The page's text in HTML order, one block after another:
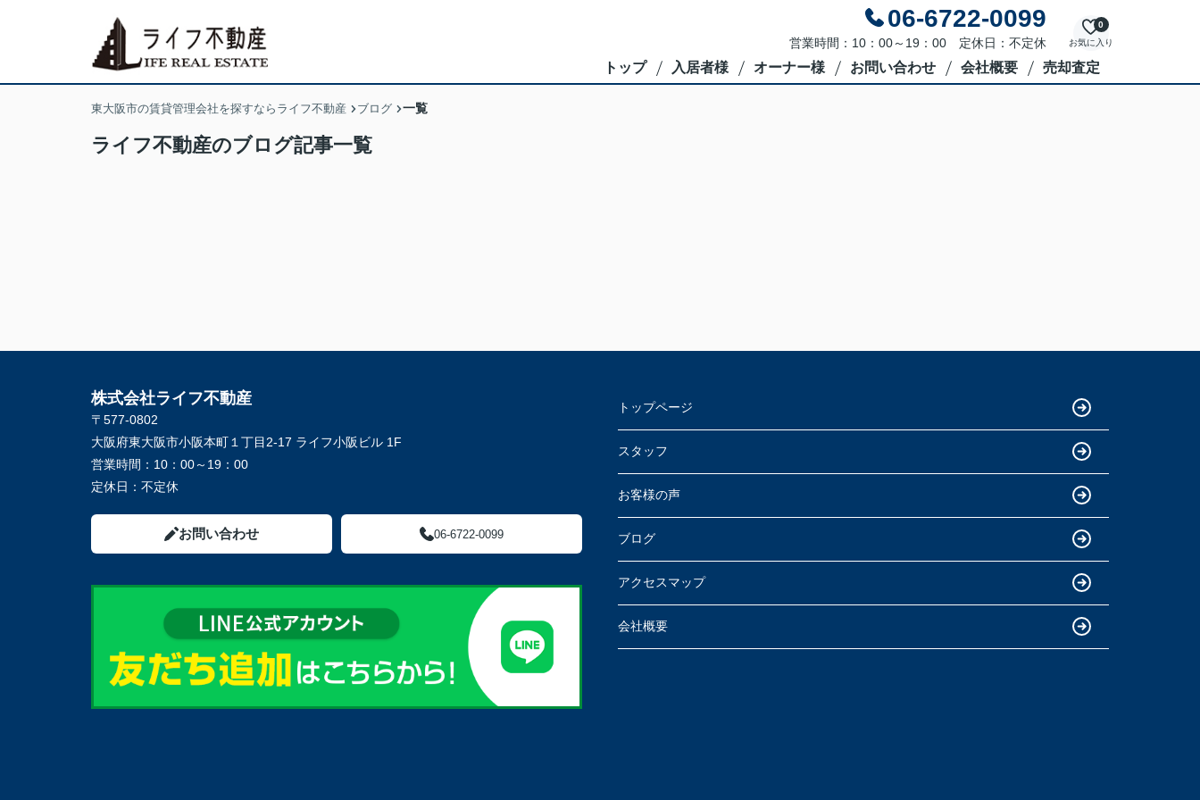
06-6722-0099
営業時間：10：00～19：00 定休日：不定休 お気に入り
0
トップ 入居者様 オーナー様 お問い合わせ 会社概要 売却査定
東大阪市の賃貸管理会社を探すならライフ不動産 ブログ 一覧
ライフ不動産のブログ記事一覧
株式会社ライフ不動産
〒577-0802
大阪府東大阪市小阪本町１丁目2-17 ライフ小阪ビル 1F
営業時間： 10：00～19：00
定休日： 不定休
お問い合わせ 06-6722-0099
トップページ
スタッフ
お客様の声
ブログ
アクセスマップ
会社概要